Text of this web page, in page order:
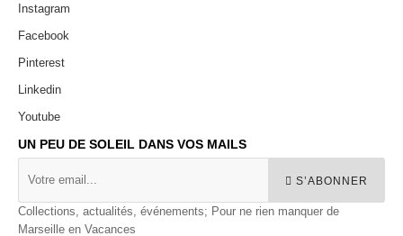
Instagram
Facebook
Pinterest
Linkedin
Youtube
UN PEU DE SOLEIL DANS VOS MAILS
S’ABONNER
Collections, actualités, événements; Pour ne rien manquer de
Marseille en Vacances